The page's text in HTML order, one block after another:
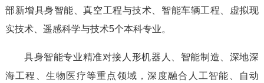
部新增具身智能、真空工程与技术、智能车辆工程、虚拟现
实技术、遥感科学与技术5个本科专业。
具身智能专业精准对接人形机器人、智能制造、深地深
海工程、生物医疗等重点领域，深度融合人工智能、自动